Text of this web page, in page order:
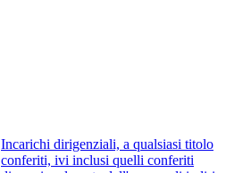
Incarichi dirigenziali, a qualsiasi titolo
conferiti, ivi inclusi quelli conferiti